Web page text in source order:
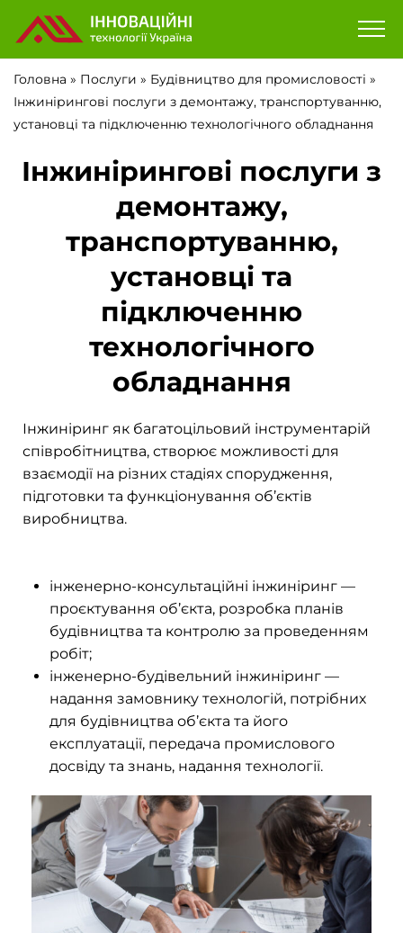
Головна » Послуги » Будівництво для промисловості »
Інжинірингові послуги з демонтажу, транспортуванню,
установці та підключенню технологічного обладнання
Інжинірингові послуги з
демонтажу,
транспортуванню,
установці та
підключенню
технологічного
обладнання
Інжиніринг як багатоцільовий інструментарій
співробітництва, створює можливості для
взаємодії на різних стадіях спорудження,
підготовки та функціонування об’єктів
виробництва.
інженерно-консультаційні інжиніринг —
проєктування об’єкта, розробка планів
будівництва та контролю за проведенням
робіт;
інженерно-будівельний інжиніринг —
надання замовнику технологій, потрібних
для будівництва об’єкта та його
експлуатації, передача промислового
досвіду та знань, надання технології.